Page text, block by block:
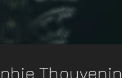
Thouvenin